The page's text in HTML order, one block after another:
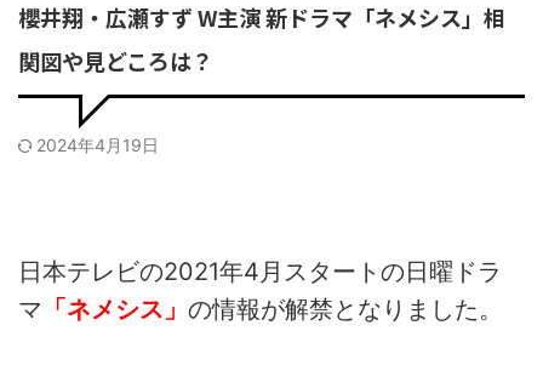
櫻井翔・広瀬すず W主演 新ドラマ「ネメシス」相
関図や見どころは？
2024年4月19日
日本テレビの2021年4月スタートの日曜ドラ
マ 「ネメシス」 の情報が解禁となりました。